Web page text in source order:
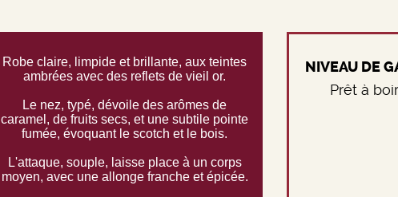
Robe claire, limpide et brillante, aux teintes
ambrées avec des reflets de vieil or.
Le nez, typé, dévoile des arômes de
caramel, de fruits secs, et une subtile pointe
fumée, évoquant le scotch et le bois.
L'attaque, souple, laisse place à un corps
moyen, avec une allonge franche et épicée.
NIVEAU DE
Prêt à